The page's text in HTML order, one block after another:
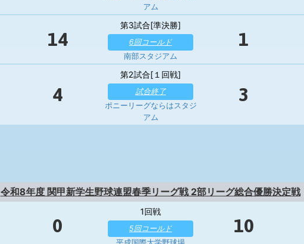
アム
14
第3試合[準決勝]
6回コールド
南部スタジアム
1
4
第2試合[１回戦]
試合終了
ポニーリーグならはスタジ
アム
3
令和8年度 関甲新学生野球連盟春季リーグ戦 2部リーグ総合優勝決定戦
0
1回戦
5回コールド
10